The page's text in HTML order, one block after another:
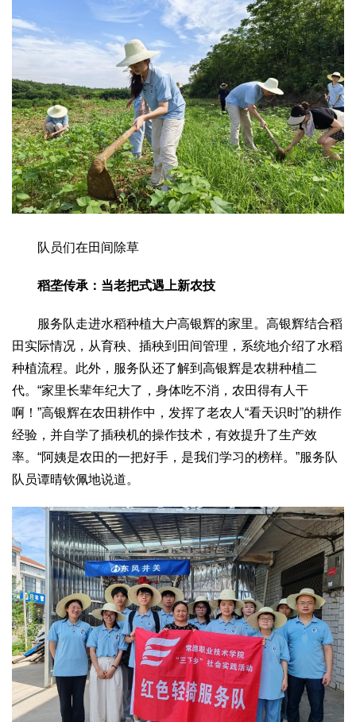
智慧农业 智慧乡村 基层之声
国防
国防建设 兵器装备 军营风采
国际
中国与世界 国际视点 国际合作 他山之石
生态
生态文明 能源资源 环境保护 地方生态 休闲旅游
访谈 动态
地方
鲁 豫 鄂 湘 粤 桂 琼 渝 川 黔 滇
藏
陕
甘 青 宁 新 港 澳 台
智库
智库建设 智库专家 智库战略 智库之声
信息
地方动态 地方强音
2017 2016 2015 2018 2019
关于我们
杂志简介 杂志编委会 组织机构 联系我们 智慧中国动态
智慧城市
全景中国 智慧旅游 智慧教育 智慧医疗
智慧交通
智慧环保
智慧会客厅 县域经济 城乡建设 乡村振兴
康养
工作动态 康养思语 明星老人 项目介绍
县域经济
队员们在田间除草
稻垄传承：当老把式遇上新农技
服务队走进水稻种植大户高银辉的家里。高银辉结合稻
田实际情况，从育秧、插秧到田间管理，系统地介绍了水稻
种植流程。此外，服务队还了解到高银辉是农耕种植二
代。“家里长辈年纪大了，身体吃不消，农田得有人干
啊！”高银辉在农田耕作中，发挥了老农人“看天识时”的耕作
经验，并自学了插秧机的操作技术，有效提升了生产效
率。“阿姨是农田的一把好手，是我们学习的榜样。”服务队
队员谭晴钦佩地说道。